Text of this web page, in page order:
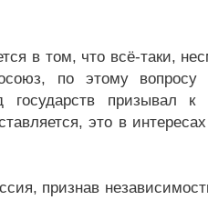
в том, что всё-таки,
по этому вопросу
призывал к
это в
признав